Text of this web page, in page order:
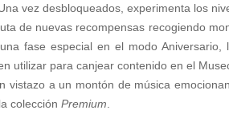
vez desbloqueados, experimenta los
de nuevas recompensas recogiendo
fase especial en el modo
utilizar para canjear contenido en el
vistazo a un montón de música
colección Premium